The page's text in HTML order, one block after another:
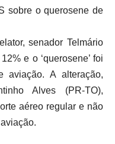
sobre o querosene de
senador Telmário
e o ‘querosene’ foi
aviação. A alteração,
Alves (PR-TO),
aéreo regular e não